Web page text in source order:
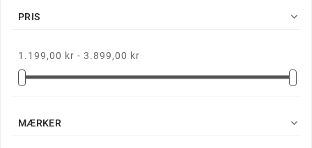
PRIS 
1.199,00 kr - 3.899,00 kr
MÆRKER 